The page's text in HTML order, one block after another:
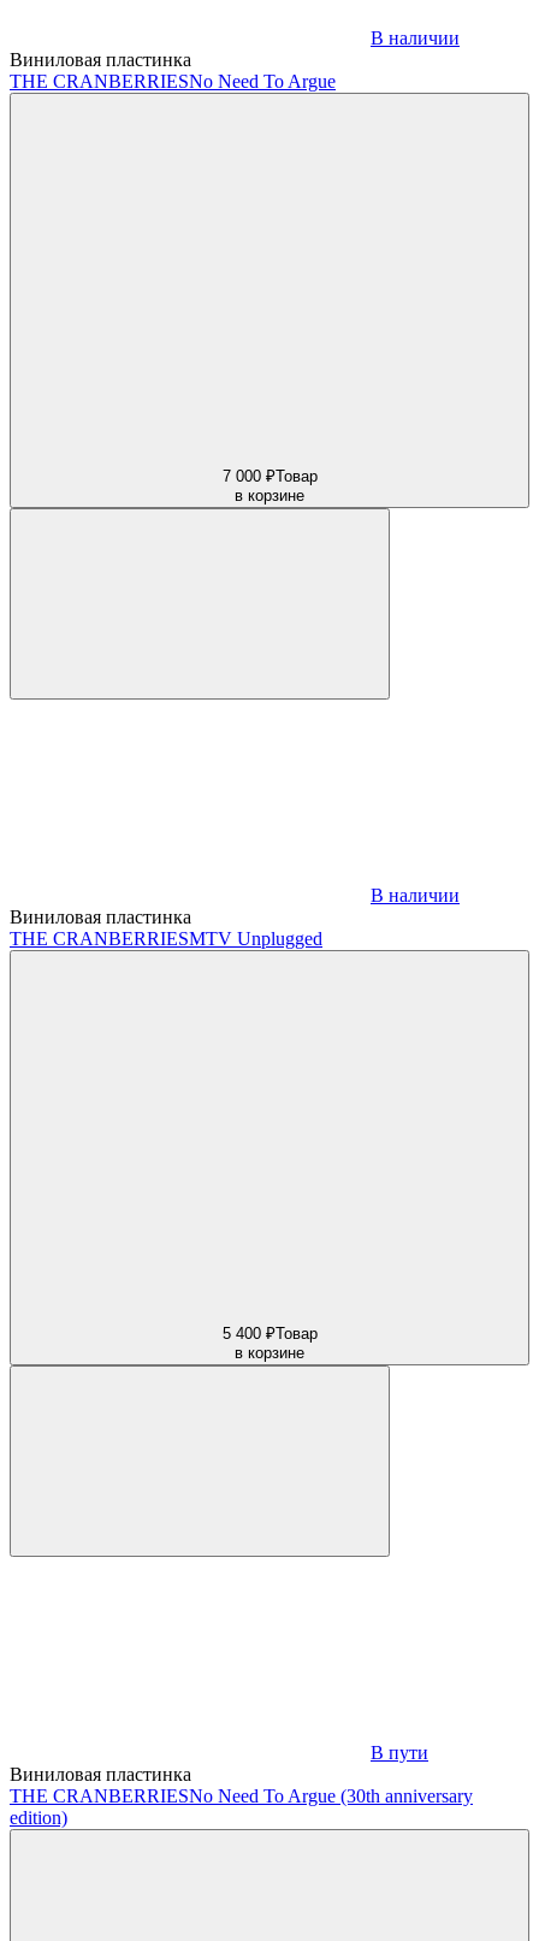
В наличии
Виниловая пластинка
THE CRANBERRIESNo Need To Argue
7 000 ₽Товар
в корзине
В наличии
Виниловая пластинка
THE CRANBERRIESMTV Unplugged
5 400 ₽Товар
в корзине
В пути
Виниловая пластинка
THE CRANBERRIESNo Need To Argue (30th anniversary
edition)